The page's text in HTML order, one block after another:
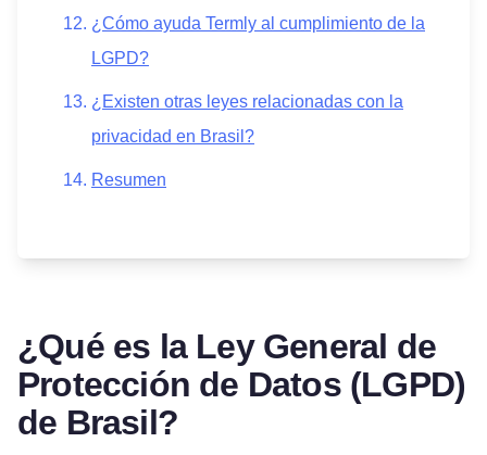
¿Cómo ayuda Termly al cumplimiento de la
LGPD?
¿Existen otras leyes relacionadas con la
privacidad en Brasil?
Resumen
¿Qué es la Ley General de
Protección de Datos (LGPD)
de Brasil?